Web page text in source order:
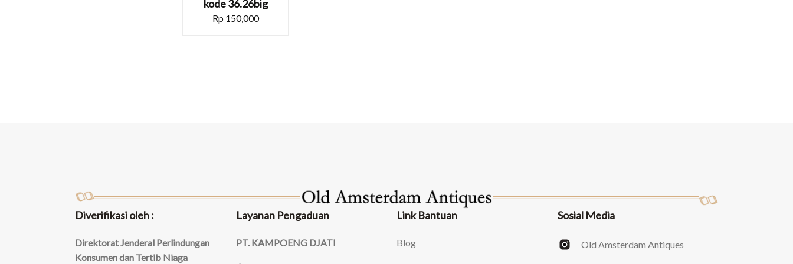
kode 36.26big
Rp 150,000
Diverifikasi oleh :
Direktorat Jenderal Perlindungan
Konsumen dan Tertib Niaga
Layanan Pengaduan
PT. KAMPOENG DJATI
Link Bantuan
Blog
Sosial Media
Old Amsterdam Antiques